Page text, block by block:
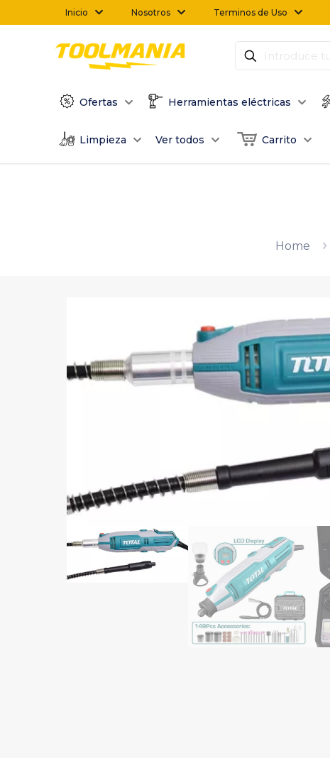
Inicio Nosotros Terminos de Uso
Ofertas Herramientas eléctricas
Limpieza Ver todos Carrito
Home